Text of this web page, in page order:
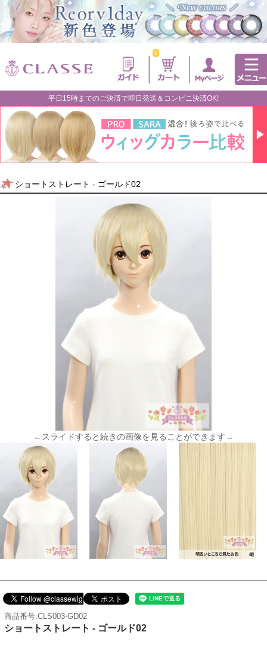
0
平日15時までのご決済で即日発送＆コンビニ決済OK!
ショートストレート - ゴールド02
←スライドすると続きの画像を見ることができます→
商品番号:CLS003-GD02
ショートストレート - ゴールド02